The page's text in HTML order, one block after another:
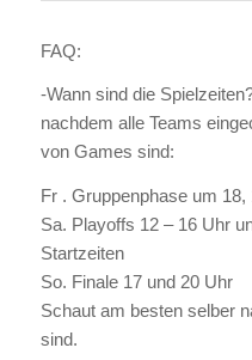
FAQ:
-Wann sind die
nachdem alle Teams
von Games sind:
Fr . Gruppenphase um 18,
Sa. Playoffs 12 – 16 Uhr
Startzeiten
So. Finale 17 und 20 Uhr
Schaut am besten selber
sind.